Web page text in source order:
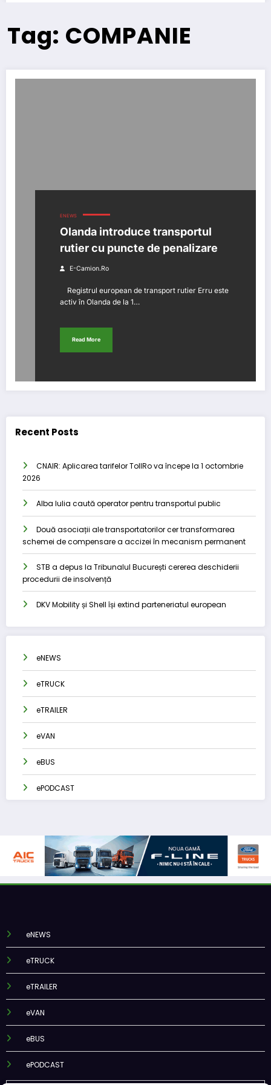
Tag: COMPANIE
ENEWS
Olanda introduce transportul
rutier cu puncte de penalizare
E-Camion.ro
Registrul european de transport rutier Erru este
activ în Olanda de la 1…
Read More
Recent Posts
CNAIR: Aplicarea tarifelor TollRo va începe la 1 octombrie
2026
Alba Iulia caută operator pentru transportul public
Două asociații ale transportatorilor cer transformarea
schemei de compensare a accizei în mecanism permanent
STB a depus la Tribunalul București cererea deschiderii
procedurii de insolvență
DKV Mobility și Shell își extind parteneriatul european
eNEWS
eTRUCK
eTRAILER
eVAN
eBUS
ePODCAST
eNEWS
eTRUCK
eTRAILER
eVAN
eBUS
ePODCAST